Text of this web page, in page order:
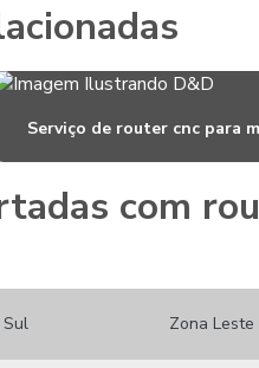
Serviço de router cnc para
com
Sul Zona Leste